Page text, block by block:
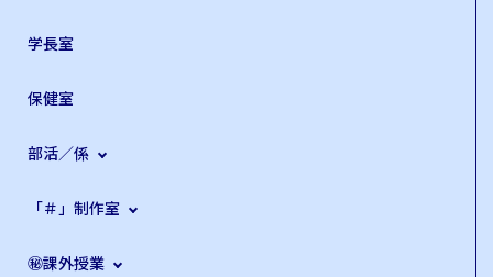
学長室
保健室
部活／係
「＃」制作室
㊙課外授業